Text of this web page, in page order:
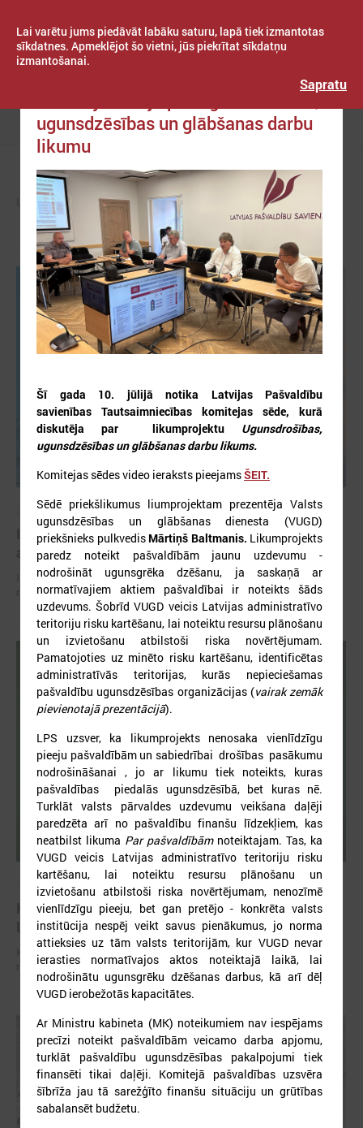
Lai varētu jums piedāvāt labāku saturu, lapā tiek izmantotas
sīkdatnes. Apmeklējot šo vietni, jūs piekrītat sīkdatņu
izmantošanai.
Sapratu
Izvēlne
KOMITEJAS TAUTSAIMNIECĪBAS KOMITEJA
2026. gada 02. jūlijs
Izmaiņas siltumenerģijas apgādes tarifu
aprēķināšanas metodikā var radīt būtiskus riskus
Izmaiņas siltumenerģijas apgādes tarifu aprēķināšanas metodikā var
radīt būtiskus riskus
2026. gada 01. jūlijs
Komitejā diskutē par patvertņu problemātiku
Latvijā un iespējamiem risinājumiem
Komitejā diskutē par patvertņu problemātiku Latvijā un iespējamiem
risinājumiem
Komitejā runāja par Ugunsdrošības,
ugunsdzēsības un glābšanas darbu
likumu
Šī gada 10. jūlijā notika Latvijas Pašvaldību
savienības Tautsaimniecības komitejas sēde, kurā
diskutēja par
likumprojektu Ugunsdrošības,
ugunsdzēsības un glābšanas darbu likums.
Komitejas sēdes video ieraksts pieejamsŠEIT.
Sēdē priekšlikumus liumprojektam prezentēja Valsts
ugunsdzēsības un glābšanas dienesta (VUGD)
priekšnieks pulkvedis Mārtiņš Baltmanis. Likumprojekts
paredz noteikt pašvaldībām jaunu uzdevumu -
nodrošināt ugunsgrēka dzēšanu, ja saskaņā ar
normatīvajiem aktiem pašvaldībai ir noteikts šāds
uzdevums. Šobrīd VUGD veicis Latvijas administratīvo
teritoriju risku kartēšanu, lai noteiktu resursu plānošanu
un izvietošanu atbilstoši riska novērtējumam.
Pamatojoties uz minēto risku kartēšanu, identificētas
administratīvās teritorijas, kurās nepieciešamas
pašvaldību ugunsdzēsības organizācijas (vairak zemāk
pievienotajā prezentācijā).
LPS uzsver, ka likumprojekts nenosaka vienlīdzīgu
pieeju pašvaldībām un sabiedrībai drošības pasākumu
nodrošināšanai , jo ar likumu tiek noteikts, kuras
pašvaldības piedalās ugunsdzēsībā, bet kuras nē.
Turklāt valsts pārvaldes uzdevumu veikšana daļēji
paredzēta arī no pašvaldību finanšu līdzekļiem, kas
neatbilst likuma Par pašvaldībāmnoteiktajam. Tas, ka
VUGD veicis Latvijas administratīvo teritoriju risku
kartēšanu, lai noteiktu resursu plānošanu un
izvietošanu atbilstoši riska novērtējumam, nenozīmē
vienlīdzīgu pieeju, bet gan pretējo - konkrēta valsts
institūcija nespēj veikt savus pienākumus, jo norma
attieksies uz tām valsts teritorijām, kur VUGD nevar
ierasties normatīvajos aktos noteiktajā laikā, lai
nodrošinātu ugunsgrēku dzēšanas darbus, kā arī dēļ
VUGD ierobežotās kapacitātes.
Ar Ministru kabineta (MK) noteikumiem nav iespējams
precīzi noteikt pašvaldībām veicamo darba apjomu,
turklāt pašvaldību ugunsdzēsības pakalpojumi tiek
finansēti tikai daļēji. Komitejā pašvaldības uzsvēra
šībrīža jau tā sarežģīto finanšu situāciju un grūtības
sabalansēt budžetu.